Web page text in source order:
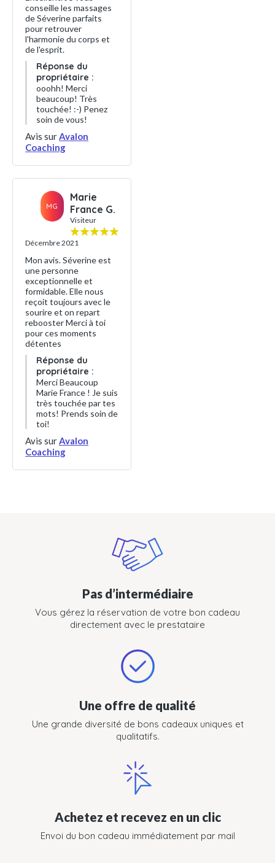
conseille les massages
de Séverine parfaits
pour retrouver
l'harmonie du corps et
de l'esprit.
Réponse du
propriétaire :
ooohh! Merci
beaucoup! Très
touchée! :-) Penez
soin de vous!
Avis surAvalon
Coaching
MG
Marie
France G.
Visiteur
Décembre 2021
Mon avis. Séverine est
une personne
exceptionnelle et
formidable. Elle nous
reçoit toujours avec le
sourire et on repart
rebooster Merci à toi
pour ces moments
détentes
Réponse du
propriétaire :
Merci Beaucoup
Marie France ! Je suis
très touchée par tes
mots! Prends soin de
toi!
Avis surAvalon
Coaching
Pas d’intermédiaire
Vous gérez la réservation de votre bon cadeau
directement avec le prestataire
Une offre de qualité
Une grande diversité de bons cadeaux uniques et
qualitatifs.
Achetez et recevez en un clic
Envoi du bon cadeau immédiatement par mail